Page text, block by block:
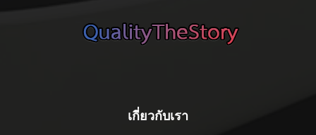
เกี่ยวกับเรา